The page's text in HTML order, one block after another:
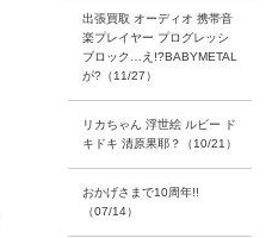
出張買取 オーディオ 携帯音
楽プレイヤー プログレッシ
ブロック…え!?BABYMETAL
が?（11/27）
リカちゃん 浮世絵 ルビー ド
キドキ 清原果耶？（10/21）
おかげさまで10周年!!
（07/14）